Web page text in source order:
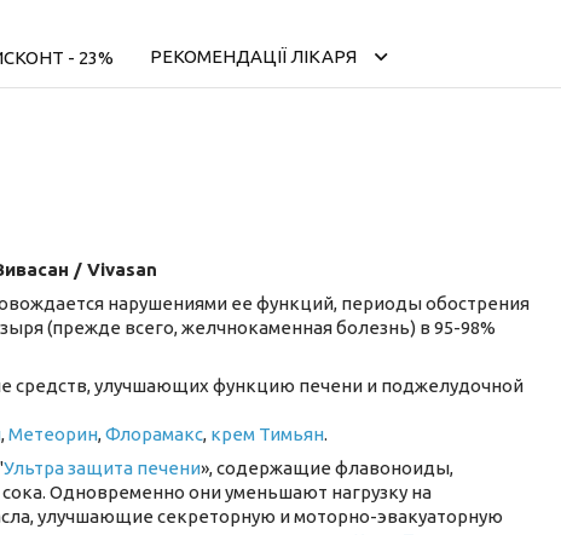
- 23% РЕКОМЕНДАЦІЇ ЛІКАРЯ
/ Vivasan
нарушениями ее функций, периоды обострения
(прежде всего, желчнокаменная болезнь) в 95-98%
средств, улучшающих функцию печени и поджелудочной
,Метеорин,Флорамакс, крем Тимьян.
Ультра защита печени», содержащие флавоноиды,
Одновременно они уменьшают нагрузку на
улучшающие секреторную и моторно-эвакуаторную